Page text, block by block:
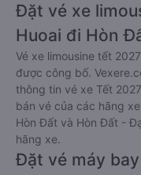
Đặt vé xe
Huoai đi Hòn
Vé xe limousine tết
được công bố.
thông tin vé xe Tết
bán vé của các hãng
Hòn Đất và Hòn Đất -
hãng xe.
Đặt vé máy